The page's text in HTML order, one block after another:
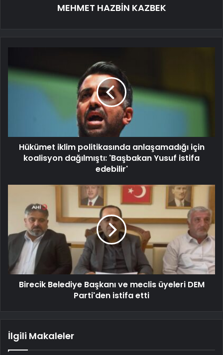
MEHMET HAZBİN KAZBEK
Hükümet iklim politikasında anlaşamadığı için
koalisyon dağılmıştı: 'Başbakan Yusuf istifa
edebilir'
Birecik Belediye Başkanı ve meclis üyeleri DEM
Parti'den istifa etti
İlgili Makaleler